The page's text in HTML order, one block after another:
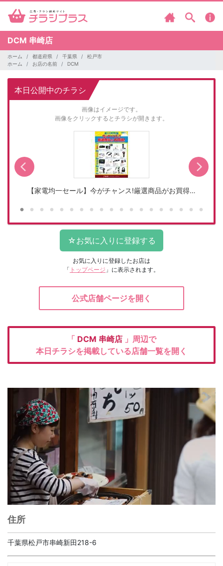
DCM 串崎店
ホーム 都道府県 千葉県
松戸市
ホーム
お店の名前 DCM
本日公開中のチラシ
画像はイメージです。
画像をクリックするとチラシが開きます。
【家電均一セール】今がチャンス!厳選商品がお買得…
お気に入りに登録したお店は
「 トップページ 」に表示されます。
公式店舗ページを開く
「 DCM 串崎店 」周辺で
本日チラシを掲載している店舗一覧を開く
住所
千葉県松戸市串崎新田218-6